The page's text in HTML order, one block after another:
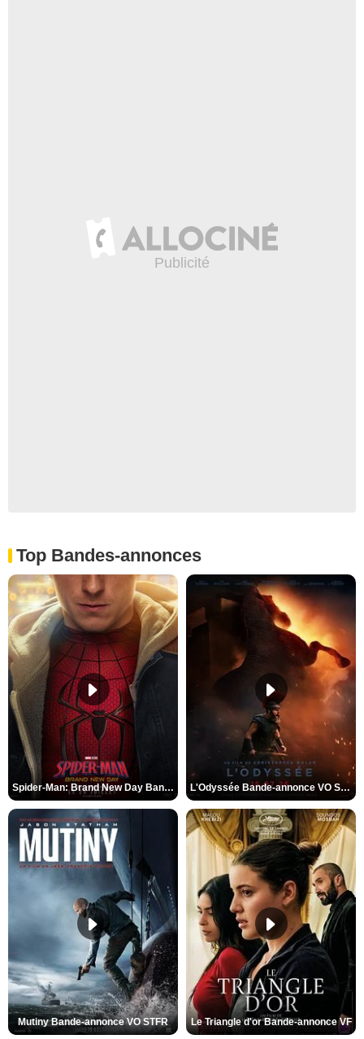
Top Bandes-annonces
Spider-Man: Brand New Day Bande-annonce VO STFR L'Odyssée Bande-annonce VO STFR
Mutiny Bande-annonce VO STFR Le Triangle d'or Bande-annonce VF